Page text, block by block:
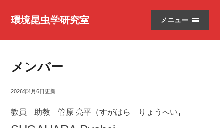
環境昆虫学研究室 メニュー
メンバー
2026年4月6日更新
教員 助教 管原 亮平（すがはら りょうへい,